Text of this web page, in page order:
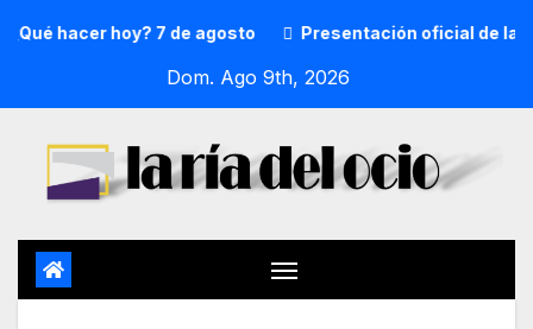
¿Qué hacer hoy? 7 de agosto Presentación oficial de la
Dom. Ago 9th, 2026